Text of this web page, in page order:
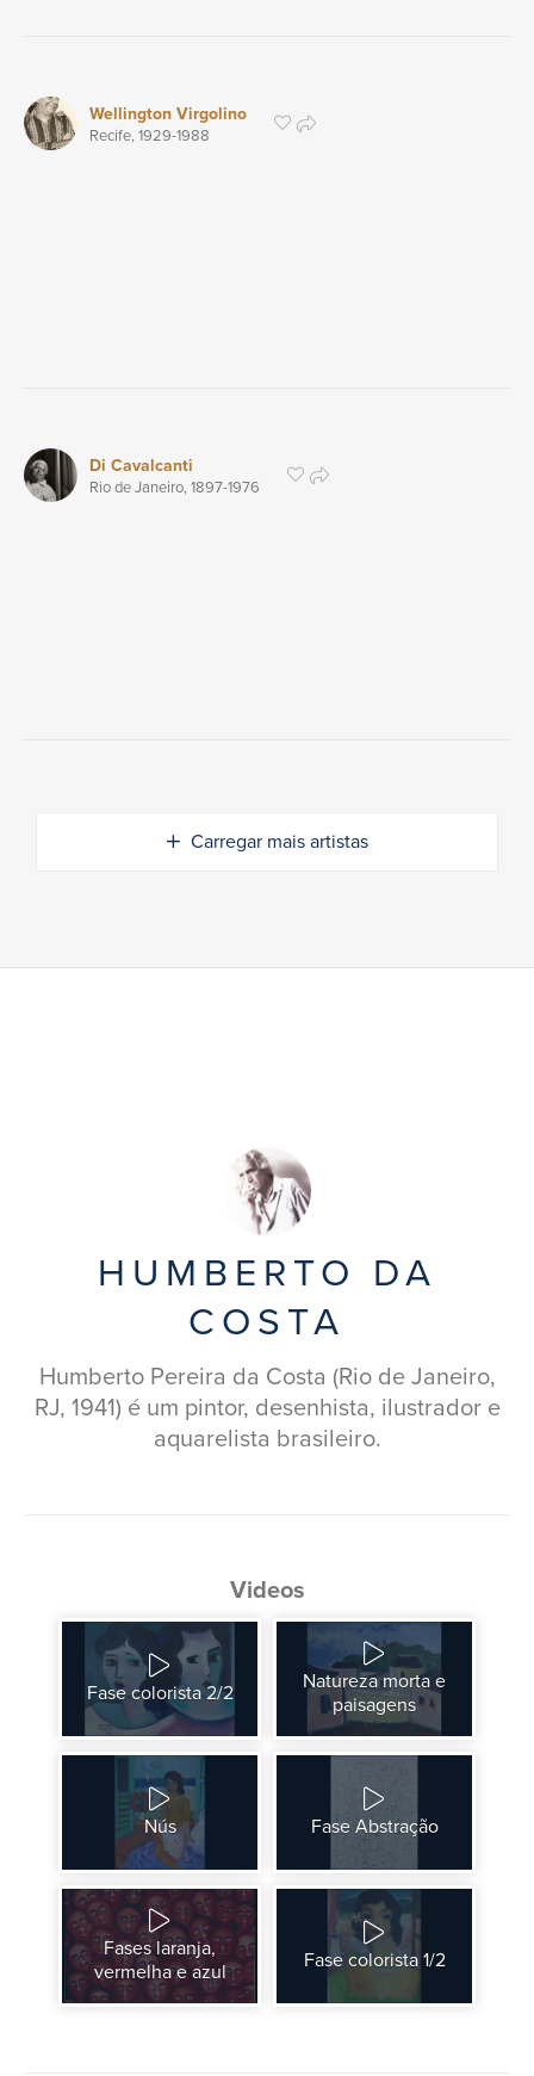
Wellington Virgolino
Recife,1929-1988
Di Cavalcanti
Rio de Janeiro,1897-1976
Carregar mais artistas
HUMBERTO DA
COSTA
Humberto Pereira da Costa (Rio de Janeiro,
RJ, 1941) é um pintor, desenhista, ilustrador e
aquarelista brasileiro.
Videos
Fase colorista 2/2
Natureza morta e
paisagens
Nús Fase Abstração
Fases laranja,
vermelha e azul
Fase colorista 1/2